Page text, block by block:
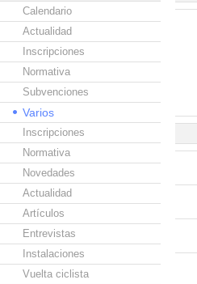
Calendario
Actualidad
Inscripciones
Normativa
Subvenciones
Varios
Inscripciones
Normativa
Novedades
Actualidad
Artículos
Entrevistas
Instalaciones
Vuelta ciclista